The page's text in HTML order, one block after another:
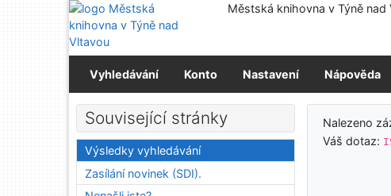
Přejít na obsah
Přejít na menu
Prohlášení o webové přístupnosti
Městská knihovna v Týně nad
Vyhledávání Konto Nastavení Nápověda
Nalezeno
Váš dotaz:
Související stránky
Výsledky vyhledávání
Zasílání novinek (SDI).